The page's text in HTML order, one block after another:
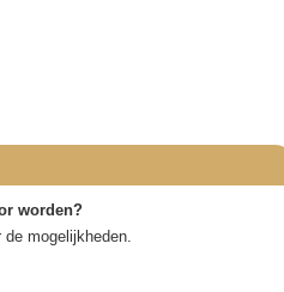
worden?
de mogelijkheden.